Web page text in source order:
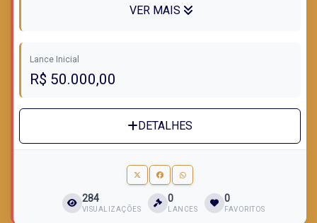
VER MAIS
Lance Inicial
R$ 50.000,00
DETALHES
284
VISUALIZAÇÕES
0
LANCES
0
FAVORITOS